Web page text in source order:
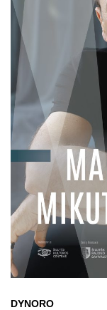
DYNORO